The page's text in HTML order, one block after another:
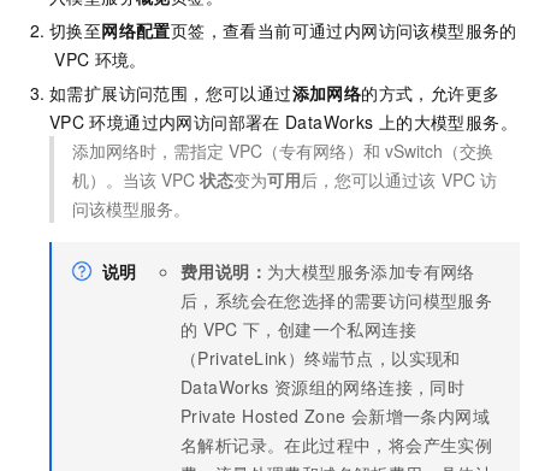
切换至网络配置页签，查看当前可通过内网访问该模型服务的
VPC 环境。
如需扩展访问范围，您可以通过添加网络的方式，允许更多
VPC 环境通过内网访问部署在 DataWorks 上的大模型服务。
添加网络时，需指定 VPC（专有网络）和 vSwitch（交换
机）。当该 VPC 状态变为可用后，您可以通过该 VPC 访
问该模型服务。
说明 费用说明： 为大模型服务添加专有网络
后，系统会在您选择的需要访问模型服务
的 VPC 下，创建一个私网连接
（PrivateLink）终端节点，以实现和
DataWorks 资源组的网络连接，同时
Private Hosted Zone 会新增一条内网域
名解析记录。在此过程中，将会产生实例